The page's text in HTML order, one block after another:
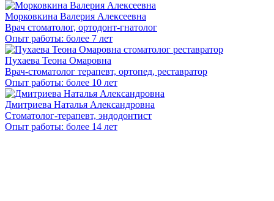
Морковкина Валерия Алексеевна
Врач стоматолог, ортодонт-гнатолог
Опыт работы: более 7 лет
Пухаева Теона Омаровна
Врач-стоматолог терапевт, ортопед, реставратор
Опыт работы: более 10 лет
Дмитриева Наталья Александровна
Стоматолог-терапевт, эндодонтист
Опыт работы: более 14 лет